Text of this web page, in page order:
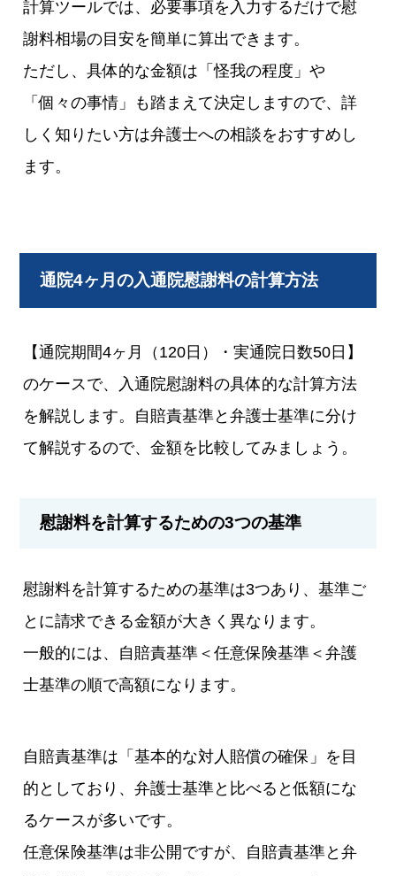
計算ツールでは、必要事項を入力するだけで慰
謝料相場の目安を簡単に算出できます。
ただし、具体的な金額は「怪我の程度」や
「個々の事情」も踏まえて決定しますので、詳
しく知りたい方は弁護士への相談をおすすめし
ます。
通院4ヶ月の入通院慰謝料の計算方法
【通院期間4ヶ月（120日）・実通院日数50日】
のケースで、入通院慰謝料の具体的な計算方法
を解説します。自賠責基準と弁護士基準に分け
て解説するので、金額を比較してみましょう。
慰謝料を計算するための3つの基準
慰謝料を計算するための基準は3つあり、基準ご
とに請求できる金額が大きく異なります。
一般的には、自賠責基準＜任意保険基準＜弁護
士基準の順で高額になります。
自賠責基準は「基本的な対人賠償の確保」を目
的としており、弁護士基準と比べると低額にな
るケースが多いです。
任意保険基準は非公開ですが、自賠責基準と弁